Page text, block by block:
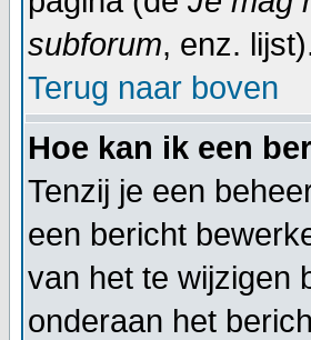
subforum, enz.
Terug naar boven
Hoe kan ik een
Tenzij je een
een bericht
van het te wijzigen
onderaan het